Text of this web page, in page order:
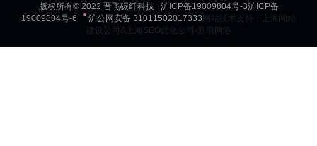
版权所有© 2022 晋飞碳纤科技 沪ICP备19009804号-3沪ICP备
19009804号-6
沪公网安备 31011502017333
建设
公司& 上海SEO优化 公司-派琪网络